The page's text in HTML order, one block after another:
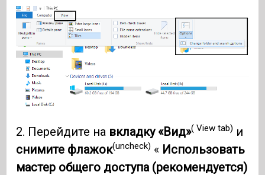
2. Перейдите на вкладку «Вид»( View tab) и
снимите флажок(uncheck) « Использовать
мастер общего доступа (рекомендуется)